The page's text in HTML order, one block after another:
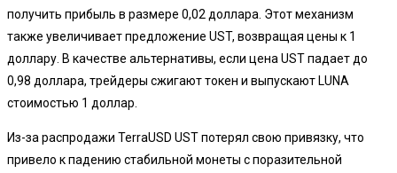
получить прибыль в размере 0,02 доллара. Этот механизм
также увеличивает предложение UST, возвращая цены к 1
доллару. В качестве альтернативы, если цена UST падает до
0,98 доллара, трейдеры сжигают токен и выпускают LUNA
стоимостью 1 доллар.
Из-за распродажи TerraUSD UST потерял свою привязку, что
привело к падению стабильной монеты с поразительной